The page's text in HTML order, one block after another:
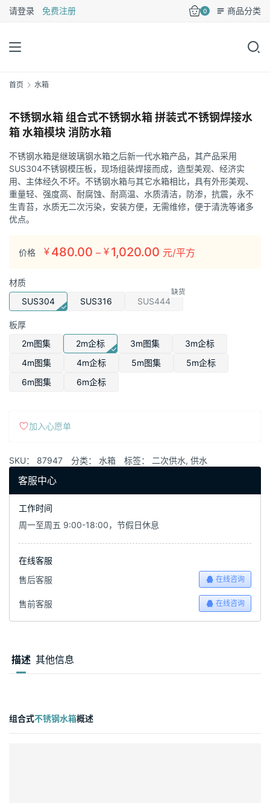
请登录 免费注册 0 商品分类
首页 水箱
不锈钢水箱 组合式不锈钢水箱 拼装式不锈钢焊接水
箱 水箱模块 消防水箱
不锈钢水箱是继玻璃钢水箱之后新一代水箱产品，其产品采用
SUS304不锈钢模压板，现场组装焊接而成，造型美观、经济实
用、主体经久不坏。不锈钢水箱与其它水箱相比，具有外形美观、
重量轻、强度高、耐腐蚀、耐高温、水质清洁，防渗，抗震，永不
生青苔，水质无二次污染，安装方便，无需维修，便于清洗等诸多
优点。
价格 ¥ 480.00 – ¥ 1,020.00 价
围：
¥480.00
元/平方
材质
SUS304
SUS316 SUS444
板厚
2m图集
2m企标 3m图集
3m企标
4m图集
4m企标 5m图集
5m企标
6m图集
6m企标
水箱长 (m)
水箱宽 (m)
Total Surface Area (sq m)
0.000
加入心愿单
SKU： 87947 供水
工作时间
周一至周五 9:00-18:00，节假日休息